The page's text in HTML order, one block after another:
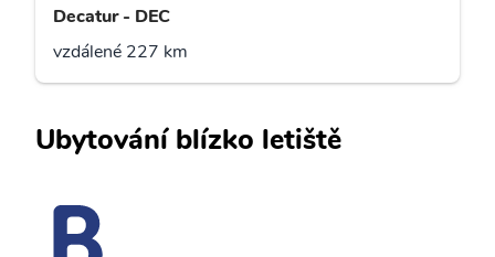
Decatur - DEC
vzdálené 227 km
Ubytování blízko letiště